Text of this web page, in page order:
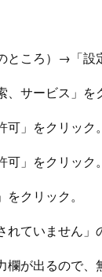
ころ）→「設
サービス」を
」をクリック。
」をクリック。
クリック。
ていません」
欄が出るので